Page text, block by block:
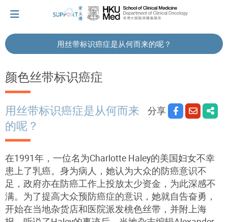
让我们与你并肩而行。
拥抱每刻，留住这爱。
轻松一下，充下电啦！
小贴士‧「家」资源
颜色丝带标识癌症
用丝带标识癌症是从何而来的呢？
分享
用丝带标识癌症是从何而来
的呢？
在1991年，一位名为Charlotte Haley的美国妇女不幸
患上了乳癌。身为病人，她认为大众的防癌意识不
足，政府亦在防癌工作上投放太少资金，为此深感不
满。为了提高大众预防癌症的意识，她就自告奋勇，
开始在当地杂货店和医院派发桃色丝带，并附上海